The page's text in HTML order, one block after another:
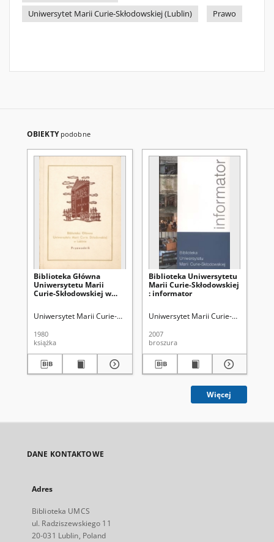
Uniwersytet Marii Curie-Skłodowskiej (Lublin)
Prawo
OBIEKTY podobne
Biblioteka Główna
Uniwersytetu Marii
Curie-Skłodowskiej w
Uniwersytet Marii Curie-Skłodowskiej (Lublin). Biblioteka Główna
1980
książka
Biblioteka Uniwersytetu
Marii Curie-Skłodowskiej
: informator
Uniwersytet Marii Curie-
2007
broszura
Więcej
DANE KONTAKTOWE
Adres
Biblioteka UMCS
ul. Radziszewskiego 11
20-031 Lublin, Poland